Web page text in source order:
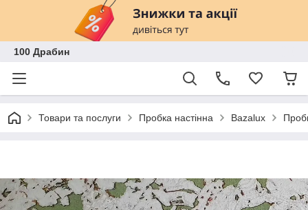
100 Драбин
Товари та послуги Пробка настінна Bazalux